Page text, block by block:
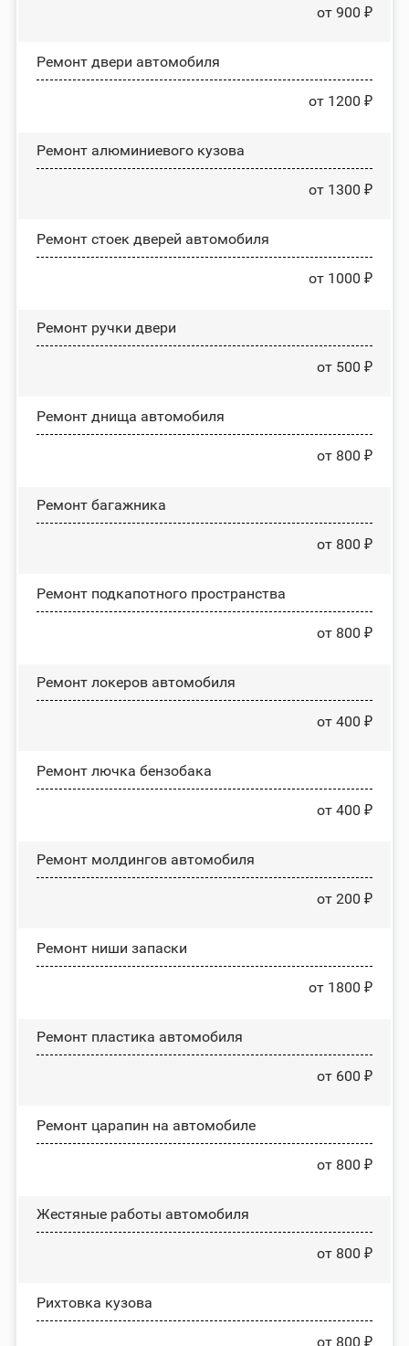
от 900 ₽
Ремонт двери автомобиля
от 1200 ₽
Ремонт алюминиевого кузова
от 1300 ₽
Ремонт стоек дверей автомобиля
от 1000 ₽
Ремонт ручки двери
от 500 ₽
Ремонт днища автомобиля
от 800 ₽
Ремонт багажника
от 800 ₽
Ремонт подкапотного пространства
от 800 ₽
Ремонт лoĸepoв автомобиля
от 400 ₽
Ремонт лючка бензобака
от 400 ₽
Ремонт молдингов автомобиля
от 200 ₽
Ремонт ниши запаски
от 1800 ₽
Ремонт пластика автомобиля
от 600 ₽
Ремонт царапин на автомобиле
от 800 ₽
Жестяные работы автомобиля
от 800 ₽
Рихтовка кузова
от 800 ₽